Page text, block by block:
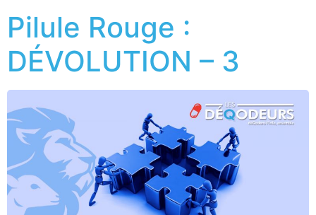
Pilule Rouge :
DÉVOLUTION – 3